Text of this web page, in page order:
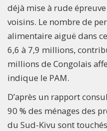
déjà mise à rude épreuve
voisins. Le nombre de
alimentaire aiguë dans
6,6 à 7,9 millions,
millions de Congolais
indique le PAM.
D’après un rapport
90 % des ménages des
du Sud-Kivu sont